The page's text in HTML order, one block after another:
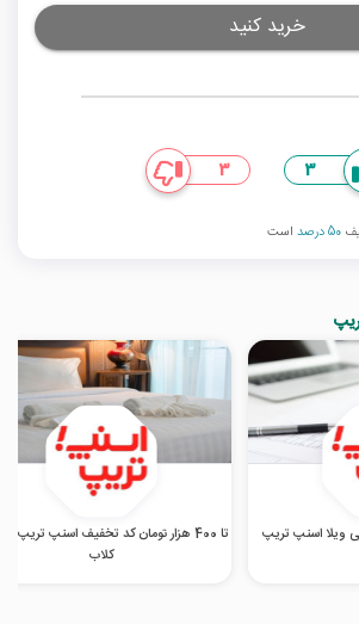
خرید کنید
3
3
50 درصد است
تا 400 هزار تومان کد تخفیف اسنپ تریپ
کلاب